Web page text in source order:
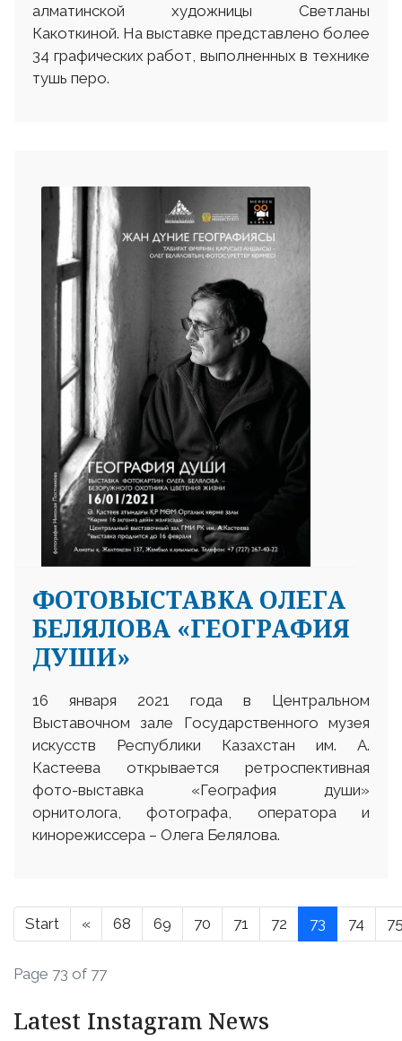
алматинской художницы Светланы
Какоткиной. На выставке представлено более
34 графических работ, выполненных в технике
тушь перо.
ФОТОВЫСТАВКА ОЛЕГА
БЕЛЯЛОВА «ГЕОГРАФИЯ
ДУШИ»
16 января 2021 года в Центральном
Выставочном зале Государственного музея
искусств Республики Казахстан им. А.
Кастеева открывается ретроспективная
фото-выставка «География души»
орнитолога, фотографа, оператора и
кинорежиссера – Олега Белялова.
Start « 68 69 70 71 72 73 74
Page 73 of 77
Latest Instagram News